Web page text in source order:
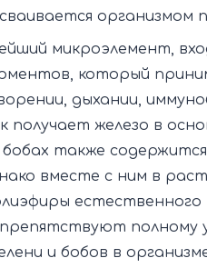
организмом
микроэлемент,
который
дыхании,
получает железо в
бобах также
вместе с ним в
естественного
полному
и бобов в